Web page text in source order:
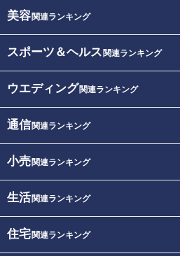
美容関連ランキング
スポーツ＆ヘルス 関連ランキング
ウエディング関連ランキング
通信関連ランキング
小売関連ランキング
生活関連ランキング
住宅関連ランキング